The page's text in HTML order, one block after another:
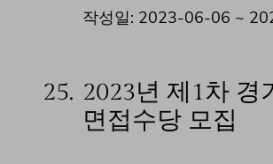
작성일: 2023-06-06 ~
25. 2023년 제1차 경
면접수당 모집